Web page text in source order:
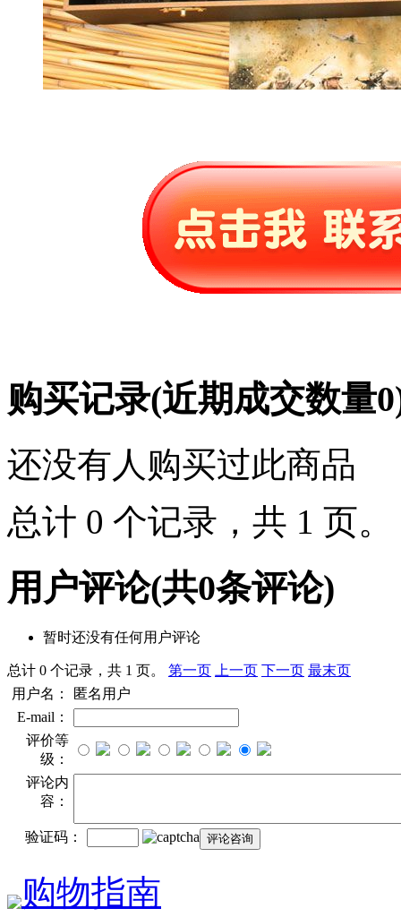
购买记录(近期成交数量0
还没有人购买过此商品
总计 0 个记录，共 1 页。
用户评论(共0条评论)
暂时还没有任何用户评论
总计 0 个记录，共 1 页。 第一页 上一页 下一页 最末页
用户名：
匿名用户
E-mail：
评价等
级：
评论内
容：
验证码：
购物指南